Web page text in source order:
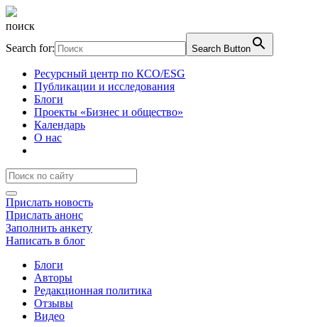
поиск
Search for:
Search Button
Ресурсный центр по КСО/ESG
Публикации и исследования
Блоги
Проекты «Бизнес и общество»
Календарь
О нас
Прислать новость
Прислать анонс
Заполнить анкету
Написать в блог
Блоги
Авторы
Редакционная политика
Отзывы
Видео